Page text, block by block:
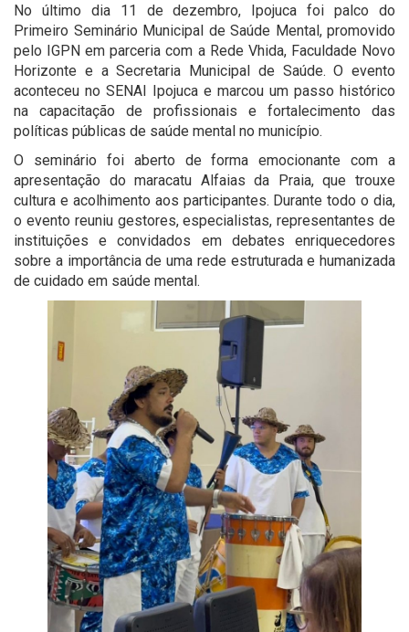
No último dia 11 de dezembro, Ipojuca foi palco do
Primeiro Seminário Municipal de Saúde Mental, promovido
pelo IGPN em parceria com a Rede Vhida, Faculdade Novo
Horizonte e a Secretaria Municipal de Saúde. O evento
aconteceu no SENAI Ipojuca e marcou um passo histórico
na capacitação de profissionais e fortalecimento das
políticas públicas de saúde mental no município.
O seminário foi aberto de forma emocionante com a
apresentação do maracatu Alfaias da Praia, que trouxe
cultura e acolhimento aos participantes. Durante todo o dia,
o evento reuniu gestores, especialistas, representantes de
instituições e convidados em debates enriquecedores
sobre a importância de uma rede estruturada e humanizada
de cuidado em saúde mental.